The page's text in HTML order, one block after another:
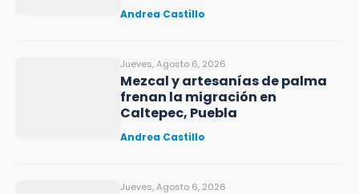
Andrea Castillo
Jueves, Agosto 6, 2026
Mezcal y artesanías de palma
frenan la migración en
Caltepec, Puebla
Andrea Castillo
Jueves, Agosto 6, 2026